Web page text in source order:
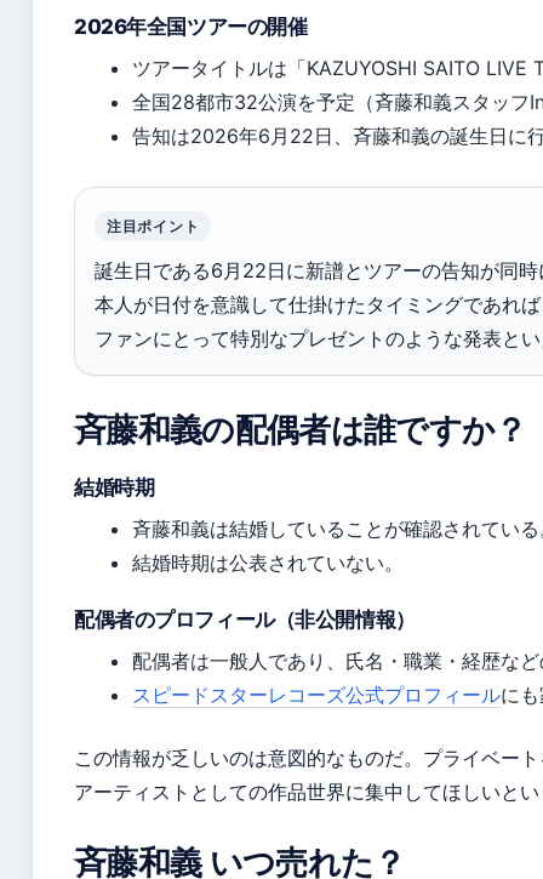
2026年全国ツアーの開催
ツアータイトルは「KAZUYOSHI SAITO LIVE
全国28都市32公演を予定（斉藤和義スタッフ
告知は2026年6月22日、斉藤和義の誕生日に
注目ポイント
誕生日である6月22日に新譜とツアーの告知が同
本人が日付を意識して仕掛けたタイミングであれ
ファンにとって特別なプレゼントのような発表と
斉藤和義の配偶者は誰ですか？
結婚時期
斉藤和義は結婚していることが確認されてい
結婚時期は公表されていない。
配偶者のプロフィール（非公開情報）
配偶者は一般人であり、氏名・職業・経歴な
スピードスターレコーズ公式プロフィールに
この情報が乏しいのは意図的なものだ。プライベー
アーティストとしての作品世界に集中してほしいと
斉藤和義 いつ売れた？